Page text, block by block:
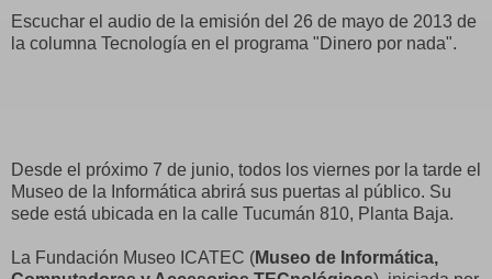
Escuchar el audio de la emisión del 26 de mayo de 2013 de
la columna Tecnología en el programa "Dinero por nada".
Desde el próximo 7 de junio, todos los viernes por la tarde el
Museo de la Informática abrirá sus puertas al público. Su
sede está ubicada en la calle Tucumán 810, Planta Baja.
La Fundación Museo ICATEC (Museo de Informática,